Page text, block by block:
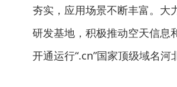
夯实，应用场景不断丰富。大
研发基地，积极推动空天信息
开通运行“.cn”国家顶级域名河